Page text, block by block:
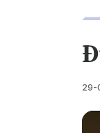
29-
This